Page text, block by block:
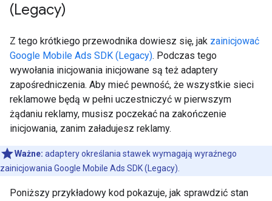
(Legacy)
Z tego krótkiego przewodnika dowiesz się, jak zainicjować
Google Mobile Ads SDK (Legacy). Podczas tego
wywołania inicjowania inicjowane są też adaptery
zapośredniczenia. Aby mieć pewność, że wszystkie sieci
reklamowe będą w pełni uczestniczyć w pierwszym
żądaniu reklamy, musisz poczekać na zakończenie
inicjowania, zanim załadujesz reklamy.
Ważne: adaptery określania stawek wymagają wyraźnego
zainicjowania Google Mobile Ads SDK (Legacy)
Poniższy przykładowy kod pokazuje, jak sprawdzić stan